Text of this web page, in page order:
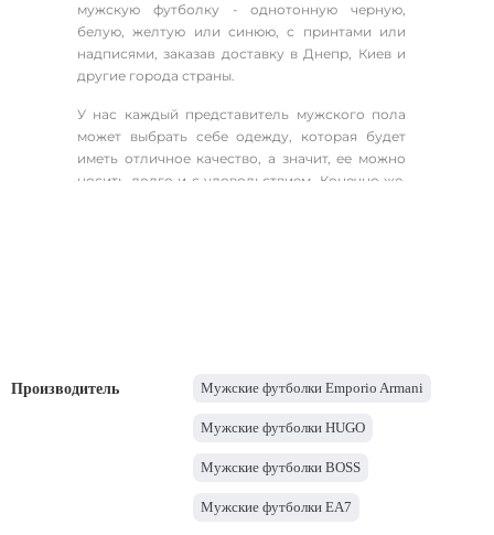
мужскую футболку - однотонную черную,
белую, желтую или синюю, с принтами или
надписями, заказав доставку в Днепр, Киев и
другие города страны.
У нас каждый представитель мужского пола
может выбрать себе одежду, которая будет
иметь отличное качество, а значит, ее можно
носить долго и с удовольствием. Конечно же,
ничего удивительного, так как все изделия
В них вы всегда будете выглядеть
Популярные варианты
Производитель Мужские футболки Emporio Armani
Мужские футболки HUGO
Мужские футболки BOSS
Мужские футболки EA7